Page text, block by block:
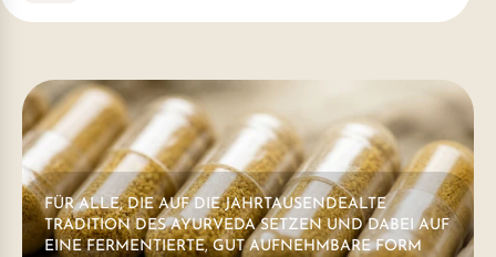
FÜR ALLE, DIE AUF DIE JAHRTAUSENDEALTE
TRADITION DES AYURVEDA SETZEN UND DABEI AUF
EINE FERMENTIERTE, GUT AUFNEHMBARE FORM